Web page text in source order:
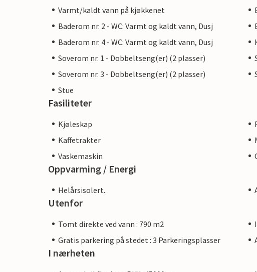
Varmt/kaldt vann på kjøkkenet
Baderom nr. 2 - WC: Varmt og kaldt vann, Dusj
Baderom nr. 4 - WC: Varmt og kaldt vann, Dusj
Soverom nr. 1 - Dobbeltseng(er) (2 plasser)
Soverom nr. 3 - Dobbeltseng(er) (2 plasser)
Stue
Fasiliteter
Kjøleskap
Kaffetrakter
Vaskemaskin
Oppvarming / Energi
Helårsisolert.
Utenfor
Tomt direkte ved vann : 790 m2
Gratis parkering på stedet : 3 Parkeringsplasser
I nærheten